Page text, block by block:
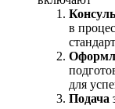
в
для
Подача